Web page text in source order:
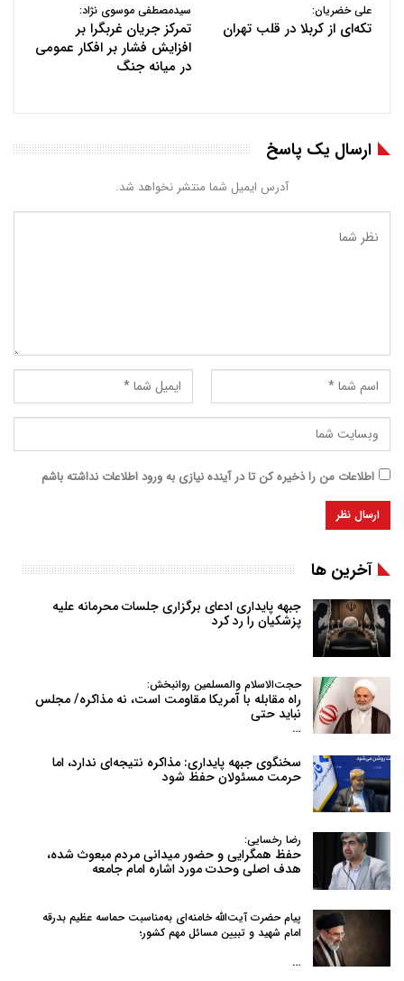
علی خضریان:
تکه‌ای از کربلا در قلب تهران
سیدمصطفی موسوی نژاد:
تمرکز جریان غربگرا بر
افزایش فشار بر افکار عمومی
در میانه جنگ
ارسال یک پاسخ
آدرس ایمیل شما منتشر نخواهد شد.
اطلاعات من را ذخیره کن تا در آینده نیازی به ورود اطلاعات نداشته باشم
آخرین ها
جبهه پایداری ادعای برگزاری جلسات محرمانه علیه
پزشکیان را رد کرد
حجت‌الاسلام والمسلمین روانبخش:
راه مقابله با آمریکا مقاومت است، نه مذاکره/ مجلس
نباید حتی
…
سخنگوی جبهه پایداری: مذاکره نتیجه‌ای ندارد، اما
حرمت مسئولان حفظ شود
رضا رخسایی:
حفظ همگرایی و حضور میدانی مردم مبعوث شده،
هدف اصلی وحدت مورد اشاره امام جامعه
پیام حضرت آیت‌الله خامنه‌ای به‌مناسبت حماسه عظیم بدرقه
امام شهید و تبیین مسائل مهم کشور؛
…